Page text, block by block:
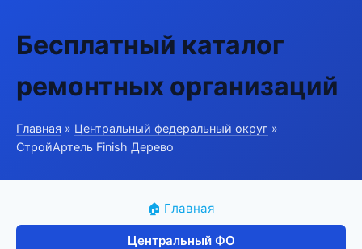
Бесплатный каталог
ремонтных организаций
Главная » Центральный федеральный округ »
СтройАртель Finish Дерево
🏠 Главная
Центральный ФО